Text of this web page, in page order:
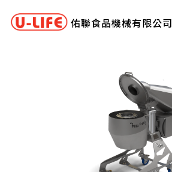
佑聯食品機械有限公司